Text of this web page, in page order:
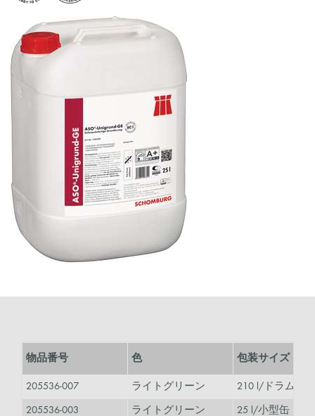
物品番号 色 包装サイズ
205536-007 ライトグリーン 210 l/ドラム缶
205536-003 ライトグリーン 25 l/小型缶